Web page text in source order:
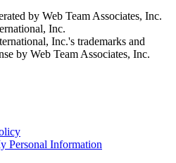
by Web Team Associates, Inc.
Inc.
Inc.'s trademarks and
by Web Team Associates, Inc.
Personal Information